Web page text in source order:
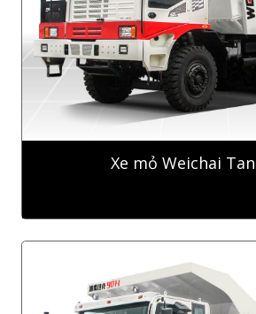
Xe mỏ Weichai